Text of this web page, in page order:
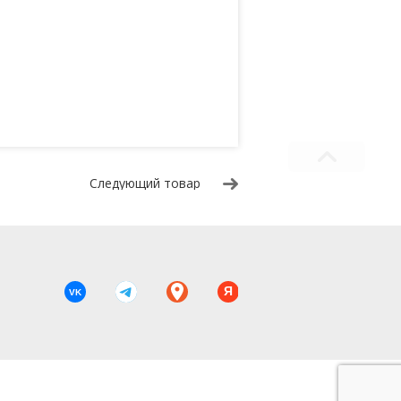
Следующий товар
VK Я